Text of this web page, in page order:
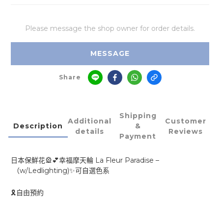
Please message the shop owner for order details.
MESSAGE
Share
Description
Additional
details
Shipping
&
Payment
Customer
Reviews
日本保鮮花🎡💕幸福摩天輪 La Fleur Paradise –
（w/Ledlighting)✨ 可自選色系
🎗 自由預約